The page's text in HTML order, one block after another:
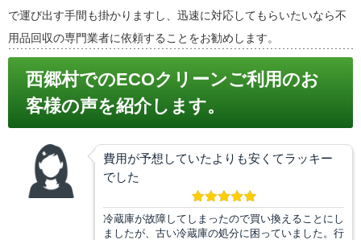
で運び出す手間も掛かりますし、迅速に対応してもらいたいなら不
用品回収の専門業者に依頼することをお勧めします。
西郷村でのECOクリーンご利用のお
客様の声を紹介します。
費用が予想していたよりも安くてラッキー
でした
冷蔵庫が故障してしまったので買い換えることにし
ましたが、古い冷蔵庫の処分に困っていました。行